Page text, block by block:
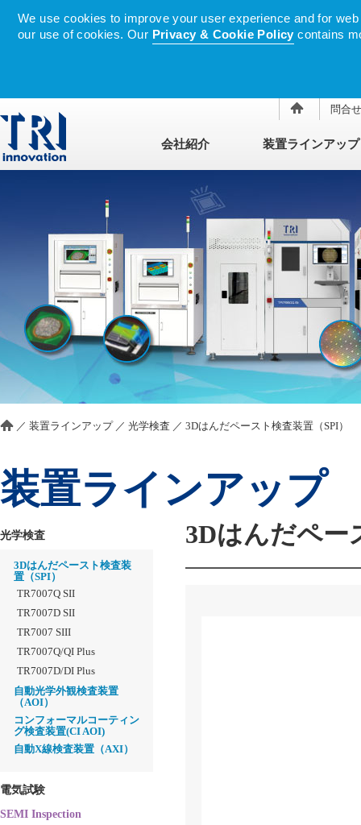
We use cookies to improve your user experience and for
our use of cookies. Our Privacy & Cookie Policy contains
問合せ
会社紹介 装置ラインアップ
／ 装置ラインアップ ／ 光学検査 ／ 3Dはんだペースト検査装置（SPI）
装置ラインアップ
光学検査
3Dはんだペースト検査装
置（SPI）
TR7007Q SII
TR7007D SII
TR7007 SIII
TR7007Q/QI Plus
TR7007D/DI Plus
自動光学外観検査装置
（AOI）
コンフォーマルコーティン
グ検査装置(CI AOI)
自動X線検査装置（AXI）
電気試験
SEMI Inspection
3Dはんだペー